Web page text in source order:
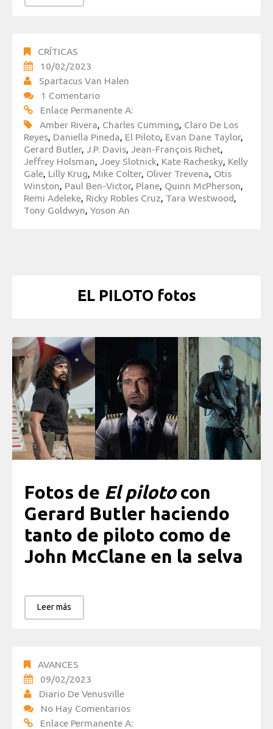
CRÍTICAS
10/02/2023
Spartacus Van Halen
1 Comentario
Enlace Permanente A:
Amber Rivera, Charles Cumming, Claro De Los
Reyes, Daniella Pineda, El Piloto, Evan Dane Taylor,
Gerard Butler, J.P. Davis, Jean-François Richet,
Jeffrey Holsman, Joey Slotnick, Kate Rachesky, Kelly
Gale, Lilly Krug, Mike Colter, Oliver Trevena, Otis
Winston, Paul Ben-Victor, Plane, Quinn McPherson,
Remi Adeleke, Ricky Robles Cruz, Tara Westwood,
Tony Goldwyn, Yoson An
EL PILOTO fotos
Fotos de El pilotocon
Gerard Butler haciendo
tanto de piloto como de
John McClane en la selva
Leer más
AVANCES
09/02/2023
Diario De Venusville
No Hay Comentarios
Enlace Permanente A: